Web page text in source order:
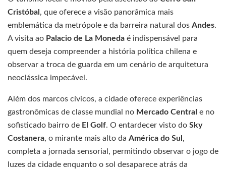
Cristóbal , que oferece a visão panorâmica mais
emblemática da metrópole e da barreira natural dos Andes.
A visita ao Palacio de La Moneda é indispensável para
quem deseja compreender a história política chilena e
observar a troca de guarda em um cenário de arquitetura
neoclássica impecável.
Além dos marcos cívicos, a cidade oferece experiências
gastronômicas de classe mundial no Mercado Central e no
sofisticado bairro de El Golf. O entardecer visto do Sky
Costanera, o mirante mais alto da América do Sul ,
completa a jornada sensorial, permitindo observar o jogo de
luzes da cidade enquanto o sol desaparece atrás da